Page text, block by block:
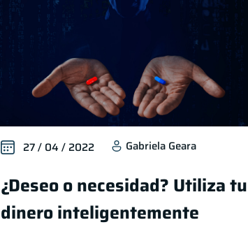
27 / 04 / 2022 Gabriela Geara
¿Deseo o necesidad? Utiliza tu
dinero inteligentemente